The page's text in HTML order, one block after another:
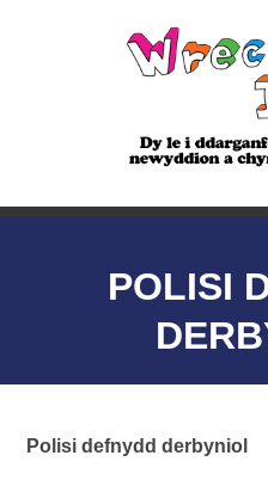
POLISI
Polisi defnydd derbyniol